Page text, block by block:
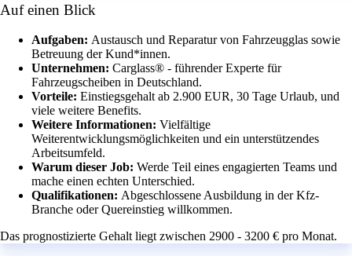
Auf einen Blick
Aufgaben: Austausch und Reparatur von Fahrzeugglas sowie
Betreuung der Kund*innen.
Unternehmen: Carglass® - führender Experte für
Fahrzeugscheiben in Deutschland.
Vorteile: Einstiegsgehalt ab 2.900 EUR, 30 Tage Urlaub, und
viele weitere Benefits.
Weitere Informationen: Vielfältige
Weiterentwicklungsmöglichkeiten und ein unterstützendes
Arbeitsumfeld.
Warum dieser Job: Werde Teil eines engagierten Teams und
mache einen echten Unterschied.
Qualifikationen: Abgeschlossene Ausbildung in der Kfz-
Branche oder Quereinstieg willkommen.
Das prognostizierte Gehalt liegt zwischen 2900 - 3200 € pro Monat.